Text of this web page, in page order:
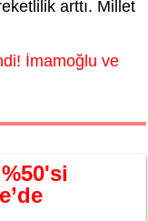
arttı. Millet
İmamoğlu ve